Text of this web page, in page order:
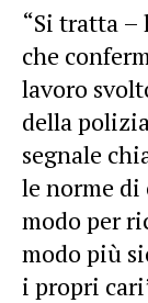
“Si tratta –
che
lavoro
della
segnale
le norme
modo per
modo più
i propri